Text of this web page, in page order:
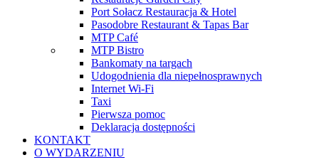
Port Sołacz Restauracja & Hotel
Pasodobre Restaurant & Tapas Bar
MTP Café
MTP Bistro
Bankomaty na targach
Udogodnienia dla niepełnosprawnych
Internet Wi-Fi
Taxi
Pierwsza pomoc
Deklaracja dostępności
KONTAKT
O WYDARZENIU